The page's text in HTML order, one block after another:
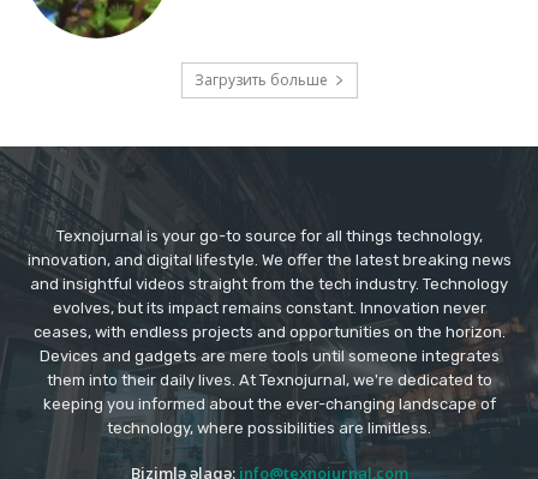
Загрузить больше
Texnojurnal is your go-to source for all things technology,
innovation, and digital lifestyle. We offer the latest breaking news
and insightful videos straight from the tech industry. Technology
evolves, but its impact remains constant. Innovation never
ceases, with endless projects and opportunities on the horizon.
Devices and gadgets are mere tools until someone integrates
them into their daily lives. At Texnojurnal, we're dedicated to
keeping you informed about the ever-changing landscape of
technology, where possibilities are limitless.
Bizimlə əlaqə: info@texnojurnal.com